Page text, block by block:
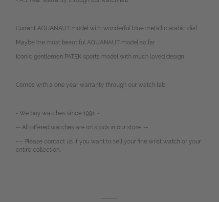
Current AQUANAUT model with wonderful blue metallic arabic dial.
Maybe the most beautiful AQUANAUT model so far.
Iconic gentlemen PATEK sports model with much loved design.
Comes with a one year warranty through our watch lab.
- We buy watches since 1991. -
-- All offered watches are on stock in our store. --
--- Please contact us if you want to sell your fine wrist watch or your
entire collection. ---